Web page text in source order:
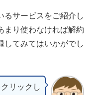
るサービスをご紹介し
まり使わなければ解約
してみてはいかがでし
リックし